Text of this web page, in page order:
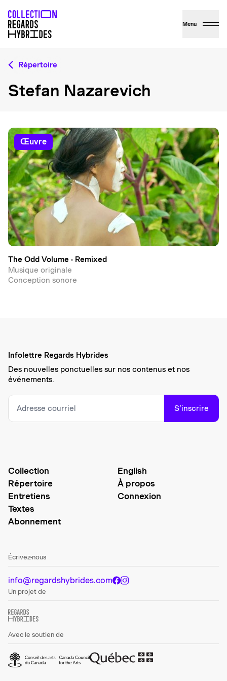
Menu
Répertoire
Stefan Nazarevich
œuvre
The Odd Volume - Remixed
Musique originale
Conception sonore
Infolettre Regards Hybrides
Des nouvelles ponctuelles sur nos contenus et nos
événements.
S’inscrire
Collection
Répertoire
Entretiens
Textes
Abonnement
English
À propos
Connexion
Écrivez-nous
info@regardshybrides.com
Un projet de
Avec le soutien de